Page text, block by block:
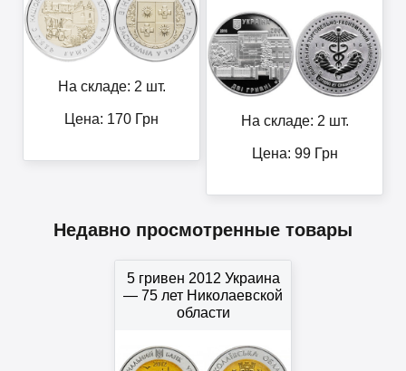
На складе: 2 шт.
Цена: 170 Грн На складе: 2 шт.
Цена: 99Грн
Недавно просмотренные товары
5 гривен 2012 Украина
— 75 лет Николаевской
области